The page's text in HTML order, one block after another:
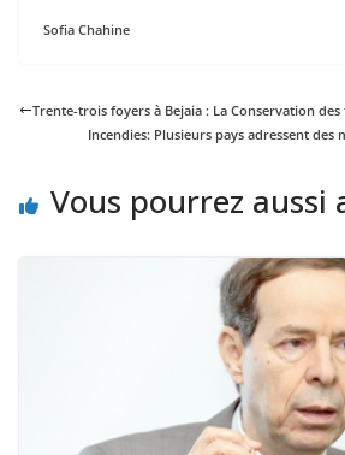
Sofia Chahine
Trente-trois foyers à Bejaia : La Conservation
Incendies: Plusieurs pays adressent des
Vous pourrez aussi